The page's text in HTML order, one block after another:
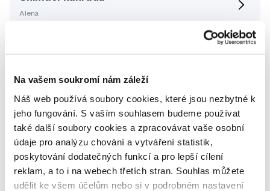
Na vašem soukromí nám záleží
Náš web používá soubory cookies, které jsou nezbytné k
jeho fungování. S vaším souhlasem budeme používat
také další soubory cookies a zpracovávat vaše osobní
údaje pro analýzu chování a vytváření statistik,
poskytování dodatečných funkcí a pro lepší cílení
reklam, a to i na webech třetích stran. Souhlas můžete
udělit ke všem účelům nebo si v podrobném nastavení
Alena
Použití roztoku BDC 105 weekly
Lenka
Dostupnost zboží
Alena